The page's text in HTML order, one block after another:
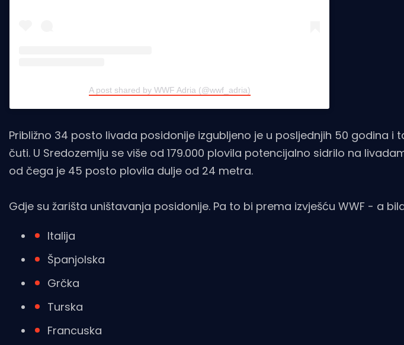
A post shared by WWF Adria (@wwf_adria)
Približno 34 posto livada posidonije izgubljeno je u posljednjih 50 godina
čuti. U Sredozemlju se više od 179.000 plovila potencijalno sidrilo na
od čega je 45 posto plovila dulje od 24 metra.
Gdje su žarišta uništavanja posidonije. Pa to bi prema izvješću WWF - a
Italija
Španjolska
Grčka
Turska
Francuska